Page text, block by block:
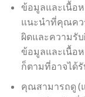
ข้อมูลและเนื้อ
แนะนำที่คุณคว
ผิดและความรั
ข้อมูลและเนื้อ
ก็ตามที่อาจได้รั
คุณสามารถดู (